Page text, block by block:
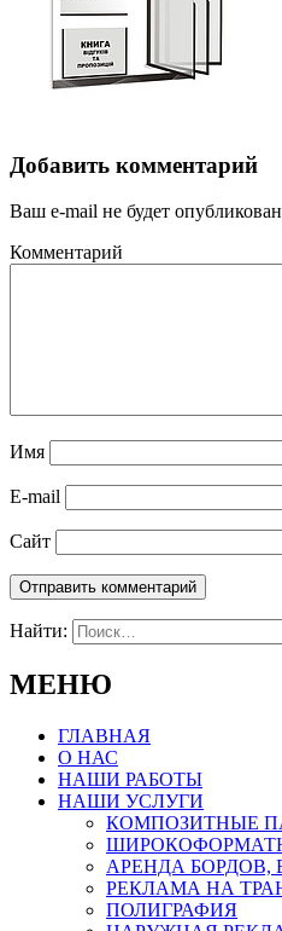
Добавить комментарий
Ваш e-mail не будет
Комментарий
Имя
E-mail
Сайт
Найти:
МЕНЮ
ГЛАВНАЯ
О НАС
НАШИ РАБОТЫ
НАШИ УСЛУГИ
КОМПОЗИТНЫЕ
АРЕНДА БОРДОВ,
РЕКЛАМА НА
ПОЛИГРАФИЯ